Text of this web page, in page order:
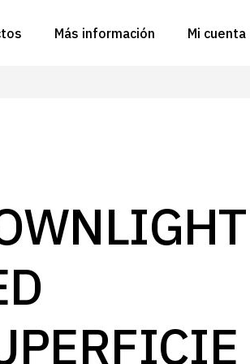
Más información
FAQs
Proyectos
Mi cuenta
contraseña